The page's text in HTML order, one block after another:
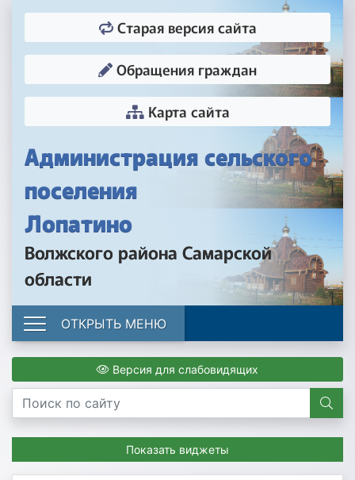
Администрация сельского
поселения
Лопатино
Волжского района Самарской
области
Старая версия сайта
Обращения граждан
Карта сайта
ОТКРЫТЬ МЕНЮ
Версия для слабовидящих
Показать виджеты